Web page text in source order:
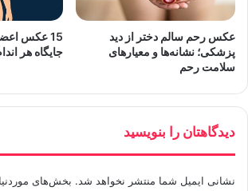
عکس رحم سالم دختر از دید
پزشکی؛ نشانه‌ها و معیارهای
سلامت رحم
15 عکس
جایگاه هر
دیدگاهتان را بنویسید
نشانی ایمیل شما منتشر نخواهد شد. بخش‌های